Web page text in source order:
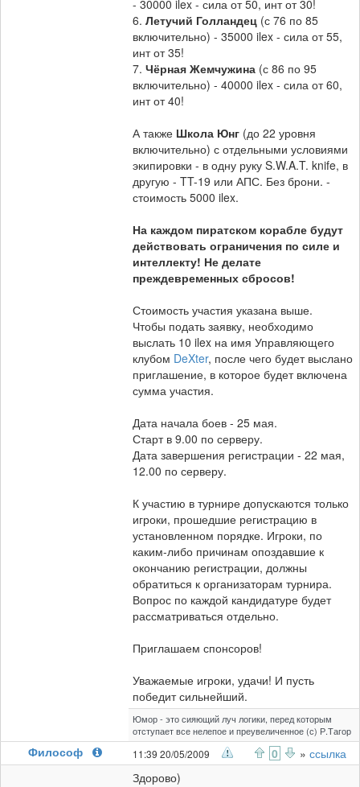
- 30000 ilex - сила от 50, инт от 30!
6. Летучий Голландец (с 76 по 85
включительно) - 35000 ilex - сила от 55,
инт от 35!
7. Чёрная Жемчужина (с 86 по 95
включительно) - 40000 ilex - сила от 60,
инт от 40!
А также Школа Юнг (до 22 уровня
включительно) с отдельными условиями
экипировки - в одну руку S.W.A.T. knife, в
другую - TT-19 или АПС. Без брони. -
стоимость 5000 ilex.
На каждом пиратском корабле будут
действовать ограничения по силе и
интеллекту! Не делате
преждевременных сбросов!
Стоимость участия указана выше.
Чтобы подать заявку, необходимо
выслать 10 ilex на имя Управляющего
клубом DeXter, после чего будет выслано
приглашение, в которое будет включена
сумма участия.
Дата начала боев - 25 мая.
Старт в 9.00 по серверу.
Дата завершения регистрации - 22 мая,
12.00 по серверу.
К участию в турнире допускаются только
игроки, прошедшие регистрацию в
установленном порядке. Игроки, по
каким-либо причинам опоздавшие к
окончанию регистрации, должны
обратиться к организаторам турнира.
Вопрос по каждой кандидатуре будет
рассматриваться отдельно.
Приглашаем спонсоров!
Уважаемые игроки, удачи! И пусть
победит сильнейший.
Юмор - это сияющий луч логики, перед которым
отступает все нелепое и преувеличенное (с) Р.Тагор
Философ 11:39 20/05/2009 0 » ссылка
Здорово)